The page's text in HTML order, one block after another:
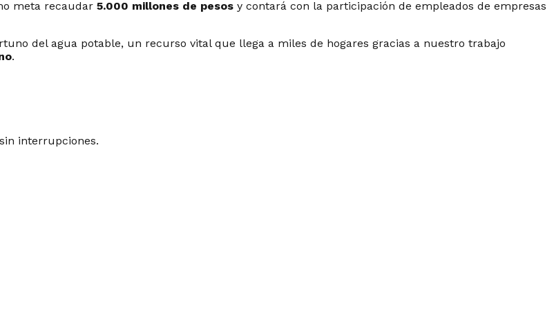
meta recaudar 5.000 millones de pesos y contará con la participación de empleados de empresas
del agua potable, un recurso vital que llega a miles de hogares gracias a nuestro trabajo
.
interrupciones.